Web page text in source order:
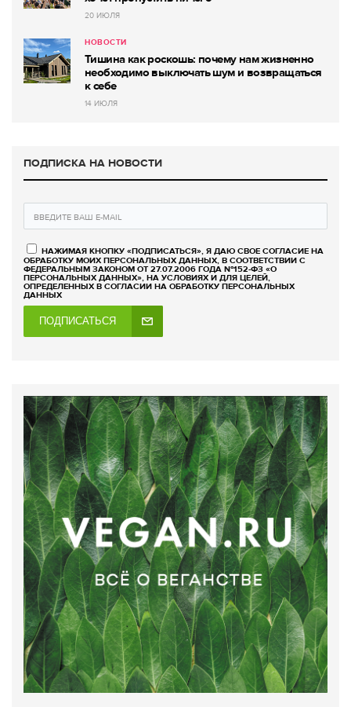
20 ИЮЛЯ
НОВОСТИ
Тишина как роскошь: почему нам жизненно
необходимо выключать шум и возвращаться
к себе
14 ИЮЛЯ
ПОДПИСКА НА НОВОСТИ
НАЖИМАЯ КНОПКУ «ПОДПИСАТЬСЯ», Я ДАЮ СВОЕ СОГЛАСИЕ НА
ОБРАБОТКУ МОИХ ПЕРСОНАЛЬНЫХ ДАННЫХ, В СООТВЕТСТВИИ С
ФЕДЕРАЛЬНЫМ ЗАКОНОМ ОТ 27.07.2006 ГОДА №152-ФЗ «О
ПЕРСОНАЛЬНЫХ ДАННЫХ», НА УСЛОВИЯХ И ДЛЯ ЦЕЛЕЙ,
ОПРЕДЕЛЕННЫХ В СОГЛАСИИ НА ОБРАБОТКУ ПЕРСОНАЛЬНЫХ
ДАННЫХ
ПОДПИСАТЬСЯ